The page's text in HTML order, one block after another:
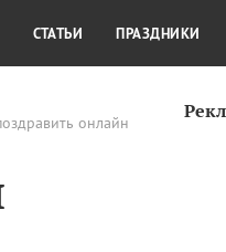
онлайн
КУЛЬТУРА
СТАТЬИ ПРАЗДНИКИ